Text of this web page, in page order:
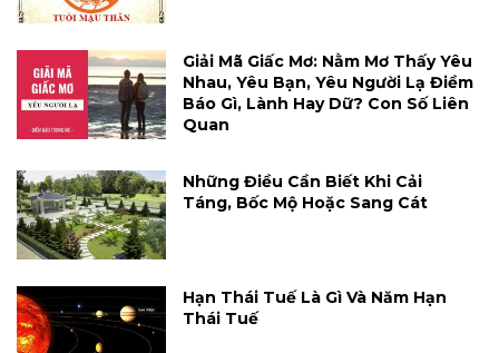
Giải Mã Giấc Mơ: Nằm Mơ Thấy Yêu
Nhau, Yêu Bạn, Yêu Người Lạ Điềm
Báo Gì, Lành Hay Dữ? Con Số Liên
Quan
Những Điều Cần Biết Khi Cải
Táng, Bốc Mộ Hoặc Sang Cát
Hạn Thái Tuế Là Gì Và Năm Hạn
Thái Tuế